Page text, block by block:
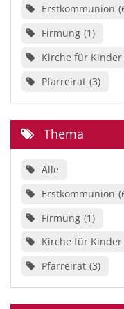
Erstkommunion
Firmung 1
Kirche für
Pfarreirat 3
Thema
Alle
Erstkommunion
Firmung 1
Kirche für
Pfarreirat 3